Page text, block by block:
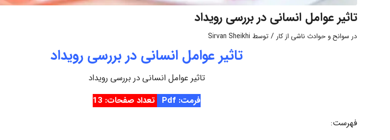
تاثیر عوامل انسانی در بررسی رویداد
در سوانح و حوادث ناشی از کار / توسط Sirvan Sheikhi
تاثیر عوامل انسانی در بررسی رویداد
تاثیر عوامل انسانی در بررسی رویداد
فرمت: Pdf
تعداد صفحات: 13
فهرست: